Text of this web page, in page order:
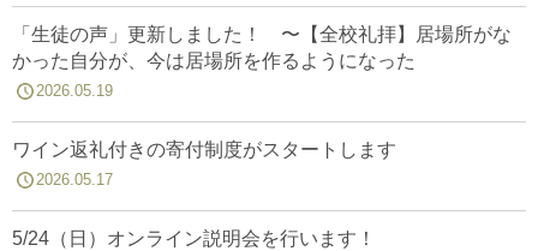
「生徒の声」更新しました！ 〜【全校礼拝】居場所がな
かった自分が、今は居場所を作るようになった
2026.05.19
ワイン返礼付きの寄付制度がスタートします
2026.05.17
5/24（日）オンライン説明会を行います！